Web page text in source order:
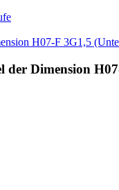
Dimension